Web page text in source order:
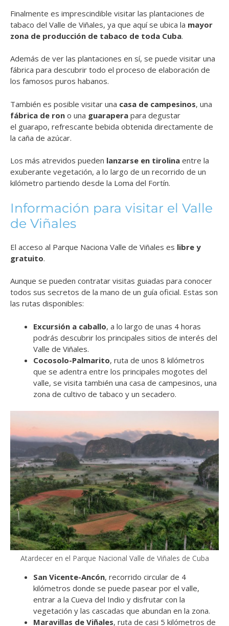
Finalmente es imprescindible visitar las plantaciones de
tabaco del Valle de Viñales, ya que aquí se ubica la mayor
zona de producción de tabaco de toda Cuba.
Además de ver las plantaciones en sí, se puede visitar una
fábrica para descubrir todo el proceso de elaboración de
los famosos puros habanos.
También es posible visitar una casa de campesinos, una
fábrica de ron o una guarapera para degustar
el guarapo, refrescante bebida obtenida directamente de
la caña de azúcar.
Los más atrevidos pueden lanzarse en tirolina entre la
exuberante vegetación, a lo largo de un recorrido de un
kilómetro partiendo desde la Loma del Fortín.
Información para visitar el Valle
de Viñales
El acceso al Parque Naciona Valle de Viñales es libre y
gratuito.
Aunque se pueden contratar visitas guiadas para conocer
todos sus secretos de la mano de un guía oficial. Estas son
las rutas disponibles:
Excursión a caballo, a lo largo de unas 4 horas
podrás descubrir los principales sitios de interés del
Valle de Viñales.
Cocosolo-Palmarito, ruta de unos 8 kilómetros
que se adentra entre los principales mogotes del
valle, se visita también una casa de campesinos, una
zona de cultivo de tabaco y un secadero.
Atardecer en el Parque Nacional Valle de Viñales de Cuba
San Vicente-Ancón, recorrido circular de 4
kilómetros donde se puede pasear por el valle,
entrar a la Cueva del Indio y disfrutar con la
vegetación y las cascadas que abundan en la zona.
Maravillas de Viñales, ruta de casi 5 kilómetros de